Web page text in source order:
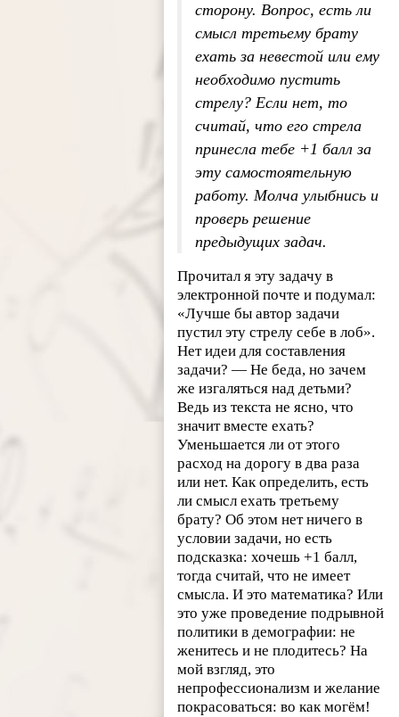
сторону. Вопрос, есть ли
смысл третьему брату
ехать за невестой или ему
необходимо пустить
стрелу? Если нет, то
считай, что его стрела
принесла тебе +1 балл за
эту самостоятельную
работу. Молча улыбнись и
проверь решение
предыдущих задач.
Прочитал я эту задачу в
электронной почте и подумал:
«Лучше бы автор задачи
пустил эту стрелу себе в лоб».
Нет идеи для составления
задачи? — Не беда, но зачем
же изгаляться над детьми?
Ведь из текста не ясно, что
значит вместе ехать?
Уменьшается ли от этого
расход на дорогу в два раза
или нет. Как определить, есть
ли смысл ехать третьему
брату? Об этом нет ничего в
условии задачи, но есть
подсказка: хочешь +1 балл,
тогда считай, что не имеет
смысла. И это математика? Или
это уже проведение подрывной
политики в демографии: не
женитесь и не плодитесь? На
мой взгляд, это
непрофессионализм и желание
покрасоваться: во как могём!